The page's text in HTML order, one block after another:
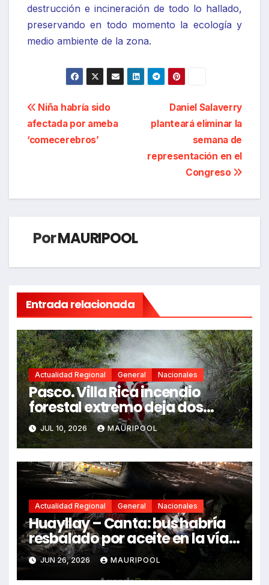
destrucción e incineración de todo lo hallado,
preservando en todo momento la ecología y
medio ambiente de la zona.
Navegación
de
Daniel Salaverry
planteará eliminar la
semana de
representación en el
Congreso
Niña habría sido
afectada por ameba
‘comecerebros’
PorMAURIPOOL
Entrada relacionada
Actualidad Regional General Nacionales
Pasco. Villa Rica incendio
forestal extremo deja dos
fallecidos y heridos
JUL 10, 2026 MAURIPOOL
Actualidad Regional General Nacionales
Huayllay – Canta: bus habría
resbalado por aceite en la vía e
impactó auto siniestrado
dejando dos fallecidos
JUN 26, 2026 MAURIPOOL